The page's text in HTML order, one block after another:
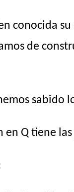
conocida
de
sabido
en Q tiene